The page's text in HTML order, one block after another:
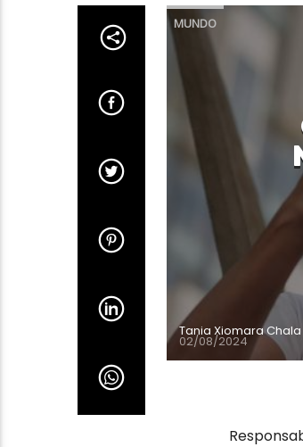
MUNDO
Tania Xiomara Chala
02/08/2024